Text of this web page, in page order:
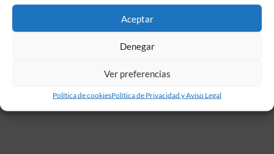
Aceptar
Denegar
Ver preferencias
Política de cookiesPolítica de Privacidad y Aviso Legal
javier lucero José Mercé magia majadahonda
música navidad
política